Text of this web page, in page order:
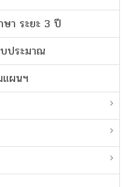
า ระยะ 3 ปี
ประมาณ
แผนฯ